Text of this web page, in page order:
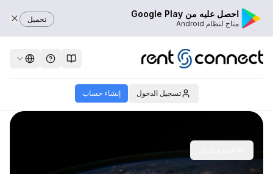
احصل عليه من Google Play
متاح لنظام Android تحميل
تسجيل الدخول إنشاء حساب